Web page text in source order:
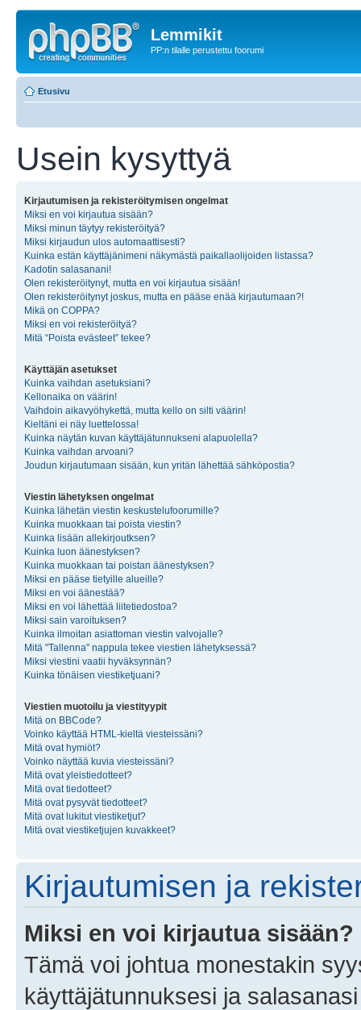
Lemmikit
PP:n tilalle perustettu foorumi
Etusivu
Usein kysyttyä
Kirjautumisen ja rekisteröitymisen ongelmat
Miksi en voi kirjautua sisään?
Miksi minun täytyy rekisteröityä?
Miksi kirjaudun ulos automaattisesti?
Kuinka estän käyttäjänimeni näkymästä paikallaolijoiden listassa?
Kadotin salasanani!
Olen rekisteröitynyt, mutta en voi kirjautua sisään!
Olen rekisteröitynyt joskus, mutta en pääse enää kirjautumaan?!
Mikä on COPPA?
Miksi en voi rekisteröityä?
Mitä “Poista evästeet” tekee?
Käyttäjän asetukset
Kuinka vaihdan asetuksiani?
Kellonaika on väärin!
Vaihdoin aikavyöhykettä, mutta kello on silti väärin!
Kieltäni ei näy luettelossa!
Kuinka näytän kuvan käyttäjätunnukseni alapuolella?
Kuinka vaihdan arvoani?
Joudun kirjautumaan sisään, kun yritän lähettää sähköpostia?
Viestin lähetyksen ongelmat
Kuinka lähetän viestin keskustelufoorumille?
Kuinka muokkaan tai poista viestin?
Kuinka lisään allekirjoutksen?
Kuinka luon äänestyksen?
Kuinka muokkaan tai poistan äänestyksen?
Miksi en pääse tietyille alueille?
Miksi en voi äänestää?
Miksi en voi lähettää liitetiedostoa?
Miksi sain varoituksen?
Kuinka ilmoitan asiattoman viestin valvojalle?
Mitä "Tallenna" nappula tekee viestien lähetyksessä?
Miksi viestini vaatii hyväksynnän?
Kuinka tönäisen viestiketjuani?
Viestien muotoilu ja viestityypit
Mitä on BBCode?
Voinko käyttää HTML-kieltä viesteissäni?
Mitä ovat hymiöt?
Voinko näyttää kuvia viesteissäni?
Mitä ovat yleistiedotteet?
Mitä ovat tiedotteet?
Mitä ovat pysyvät tiedotteet?
Mitä ovat lukitut viestiketjut?
Mitä ovat viestiketjujen kuvakkeet?
Kirjautumisen ja
Miksi en voi kirjautua sisään?
Tämä voi johtua monestakin
käyttäjätunnuksesi ja